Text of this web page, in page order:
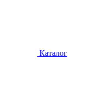
Каталог